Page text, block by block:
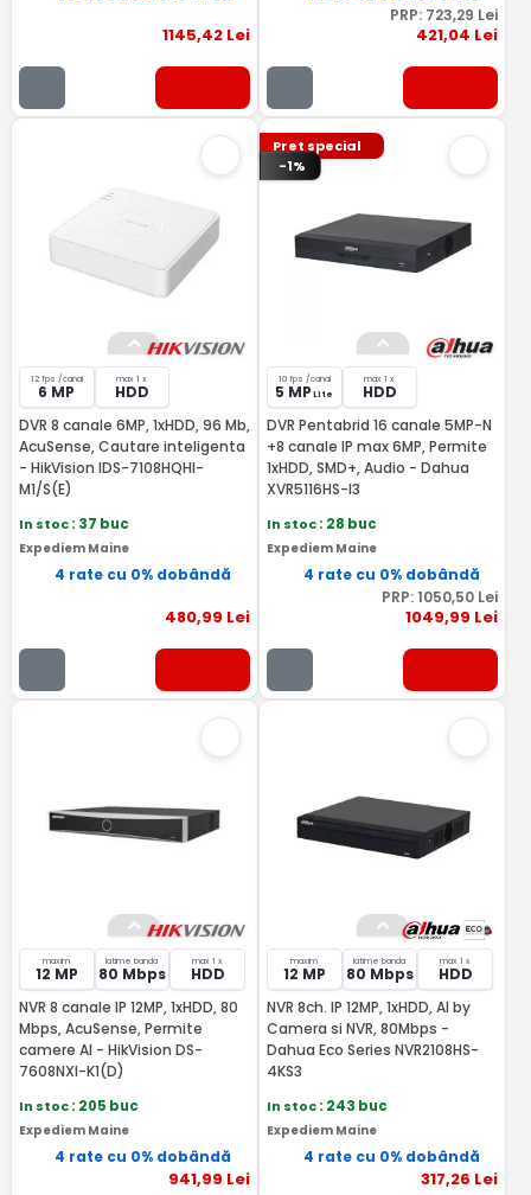
1145,42Lei
PRP: 723,29 Lei
421,04 Lei
12 fps /canal
6 MP
max 1 x
HDD
DVR 8 canale 6MP, 1xHDD, 96 Mb,
AcuSense, Cautare inteligenta
- HikVision IDS-7108HQHI-
M1/S(E)
In stoc: 37 buc
Expediem Maine
4 rate cu 0% dobândă
480,99 Lei
Pret special
-1%
10 fps /canal
5 MP Lite
max 1 x
HDD
DVR Pentabrid 16 canale 5MP-N
+8 canale IP max 6MP, Permite
1xHDD, SMD+, Audio - Dahua
XVR5116HS-I3
In stoc: 28 buc
Expediem Maine
4 rate cu 0% dobândă
PRP: 1050,50 Lei
1049,99 Lei
maxim
12 MP
latime banda
80 Mbps
max 1 x
HDD
NVR 8 canale IP 12MP, 1xHDD, 80
Mbps, AcuSense, Permite
camere AI - HikVision DS-
7608NXI-K1(D)
In stoc: 205 buc
Expediem Maine
4 rate cu 0% dobândă
941,99 Lei
maxim
12 MP
latime banda
80 Mbps
max 1 x
HDD
NVR 8ch. IP 12MP, 1xHDD, AI by
Camera si NVR, 80Mbps -
Dahua Eco Series NVR2108HS-
4KS3
In stoc: 243 buc
Expediem Maine
4 rate cu 0% dobândă
317,26 Lei